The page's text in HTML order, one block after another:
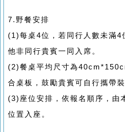
7.野餐安排
(1)每桌4位，若同行人數未滿4
他非同行貴賓一同入席。
(2)餐桌平均尺寸為
合桌板，鼓勵貴賓可自行攜帶
(3)座位安排，依報名順序，由
位置入座。